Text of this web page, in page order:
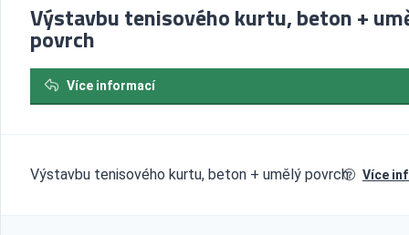
Výstavbu tenisového kurtu, beton +
povrch
Více informací
Výstavbu tenisového kurtu, beton + umělý povrch Více